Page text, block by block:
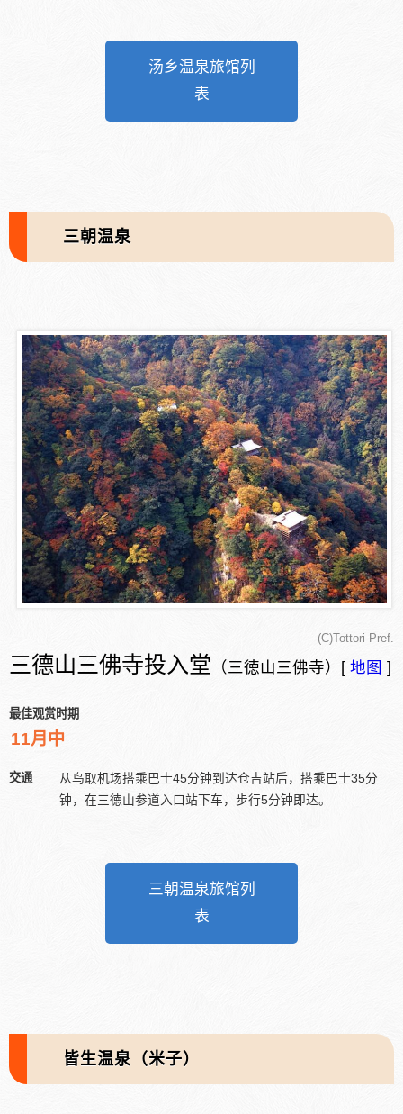
汤乡温泉旅馆列
表
三朝温泉
(C)Tottori Pref.
三德山三佛寺投入堂 （三徳山三佛寺）[ 地图 ]
最佳观赏时期
11月中
交通
从鸟取机场搭乘巴士45分钟到达仓吉站后，搭乘巴士35分
钟，在三徳山参道入口站下车，步行5分钟即达。
三朝温泉旅馆列
表
皆生温泉（米子）